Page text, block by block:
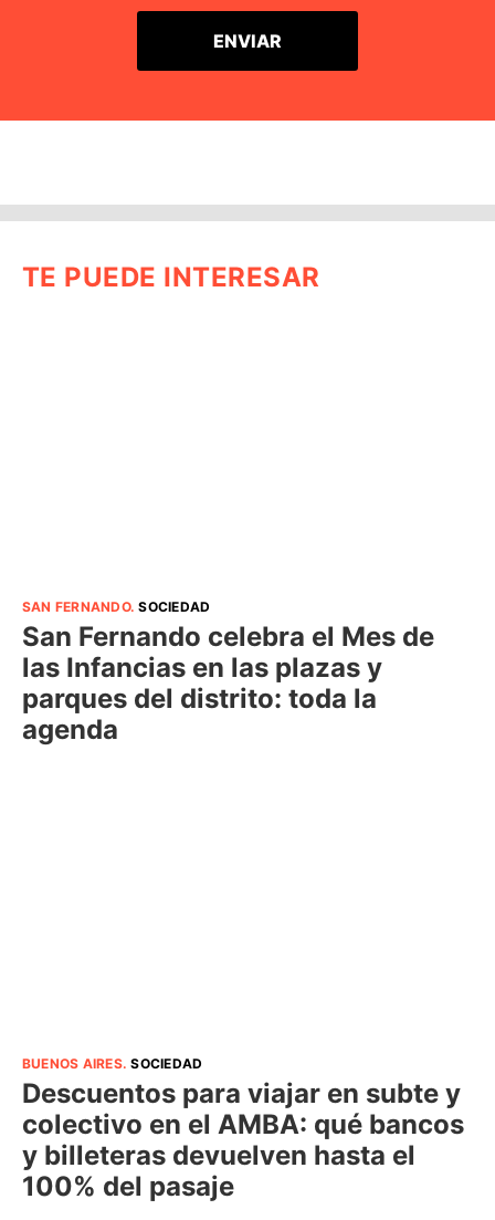
TE PUEDE INTERESAR
SAN FERNANDO.SOCIEDAD
San Fernando celebra el Mes de
las Infancias en las plazas y
parques del distrito: toda la
agenda
BUENOS AIRES.SOCIEDAD
Descuentos para viajar en subte y
colectivo en el AMBA: qué bancos
y billeteras devuelven hasta el
100% del pasaje